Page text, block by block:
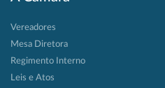
Vereadores
Mesa Diretora
Regimento Interno
Leis e Atos